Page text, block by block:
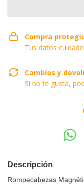
Compra
Tus datos
Cambios y
Si no te gusta,
Descripción
Rompecabezas